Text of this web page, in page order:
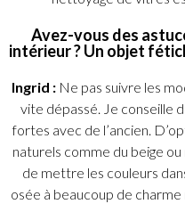
Avez-vous des
intérieur ? Un objet
Ingrid :Ne pas suivre les
vite dépassé. Je conseille
fortes avec de l’ancien.
naturels comme du beige
de mettre les couleurs
osée à beaucoup de